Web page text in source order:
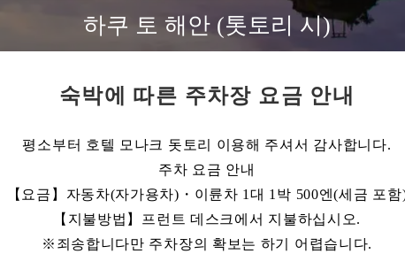
하쿠 토 해안 (톳토리 시)
숙박에 따른 주차장 요금 안내
평소부터 호텔 모나크 돗토리 이용해 주셔서 감사합니다.
주차 요금 안내
【요금】자동차(자가용차)・이륜차 1대 1박 500엔(세금 포함
【지불방법】프런트 데스크에서 지불하십시오.
※죄송합니다만 주차장의 확보는 하기 어렵습니다.